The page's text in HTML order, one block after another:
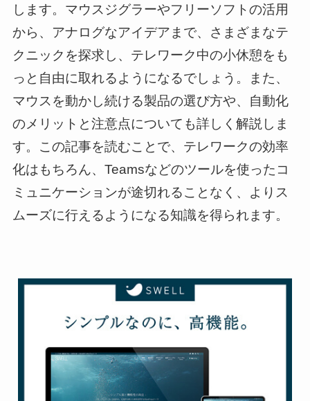
します。マウスジグラーやフリーソフトの活用
から、アナログなアイデアまで、さまざまなテ
クニックを探求し、テレワーク中の小休憩をも
っと自由に取れるようになるでしょう。また、
マウスを動かし続ける製品の選び方や、自動化
のメリットと注意点についても詳しく解説しま
す。この記事を読むことで、テレワークの効率
化はもちろん、Teamsなどのツールを使ったコ
ミュニケーションが途切れることなく、よりス
ムーズに行えるようになる知識を得られます。